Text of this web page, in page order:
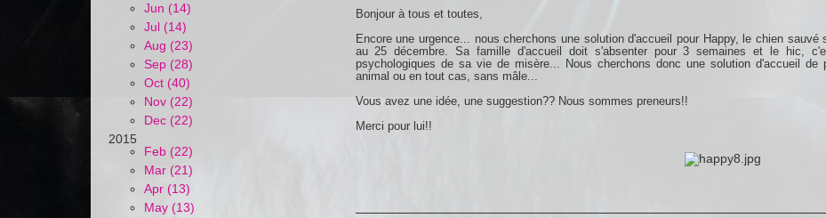
Jun (14)
Jul (14)
Aug (23)
Sep (28)
Oct (40)
Nov (22)
Dec (22)
2015
Feb (22)
Mar (21)
Apr (13)
May (13)
Bonjour à tous et toutes,
Encore une urgence... nous cherchons une solution d'accueil pour Happy, le chien
au 25 décembre. Sa famille d'accueil doit s'absenter pour 3 semaines et le hic,
psychologiques de sa vie de misère... Nous cherchons donc une solution d'accueil
animal ou en tout cas, sans mâle...
Vous avez une idée, une suggestion?? Nous sommes preneurs!!
Merci pour lui!!